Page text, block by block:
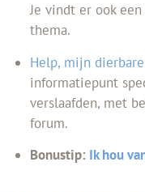
Je vindt er ook
thema.
Help, mijn
informatiepunt
verslaafden, met
forum.
Bonustip: Ik hou